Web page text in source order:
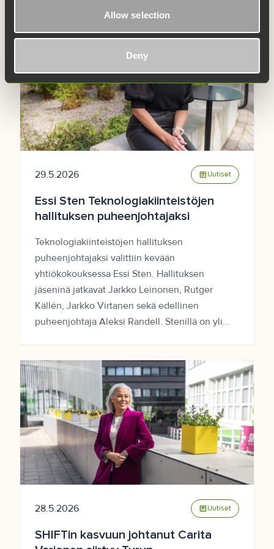
Allow selection
Deny
29.5.2026 article Uutiset
Essi Sten Teknologiakiinteistöjen
hallituksen puheenjohtajaksi
Teknologiakiinteistöjen hallituksen
puheenjohtajaksi valittiin kevään
yhtiökokouksessa Essi Sten. Hallituksen
jäseninä jatkavat Jarkko Leinonen, Rutger
Källén, Jarkko Virtanen sekä edellinen
puheenjohtaja Aleksi Randell. Stenillä on yli...
28.5.2026 article Uutiset
SHIFTin kasvuun johtanut Carita